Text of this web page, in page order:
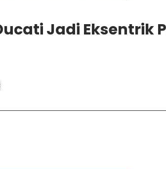
Jadi Eksentrik